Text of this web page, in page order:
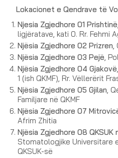
Lokacionet e Qendrave të
Njesia Zgjedhore 01 Prishtinë
ligjëratave, kati 0. Rr. Fehmi
Njësia Zgjedhore 02 Prizren,
Njësia Zgjedhore 03 Pejë,
Njësia Zgjedhore 04 Gjakovë
1 (ish QKMF), Rr. Vëllerërit
Njësia Zgjedhore 05 Gjilan,
Familjare në QKMF
Njësia Zgjedhore 07
Afrim Zhitia
Njësia Zgjedhore 08 QKSUK
Stomatologjike Universitare
QKSUK-së